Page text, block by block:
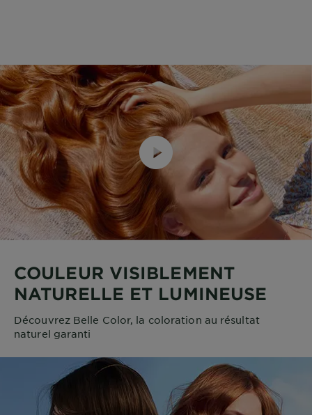
COULEUR VISIBLEMENT
NATURELLE ET LUMINEUSE
Découvrez Belle Color, la coloration au résultat
naturel garanti